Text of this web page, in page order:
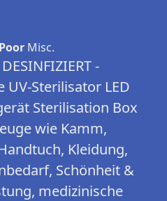
Misc.
-
UV-Sterilisator LED
Sterilisation Box
wie Kamm,
Kleidung,
Schönheit &
medizinische